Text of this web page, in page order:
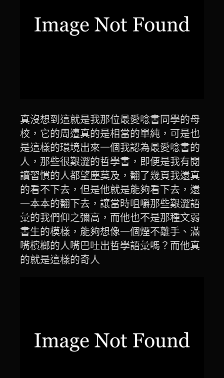
真沒想到這就是我那位最愛唸書同學的母
校，它的周遭真的是相當的單純，可是也
是這樣的環境出來一個我認為最愛唸書的
人，那些很艱澀的哲學書，即便是我有閱
讀習慣的人都望塵莫及，翻了幾頁我還真
的看不下去，但是他就是能夠看下去，還
一本本的翻下去，讓當時咀嚼那些艱澀語
彙的我們仰之彌高，而他也不是那種文弱
書生的模樣，能夠想像一個煙不離手、滿
嘴檳榔的人嘴巴吐出哲學語彙嗎？而他真
的就是這樣的奇人